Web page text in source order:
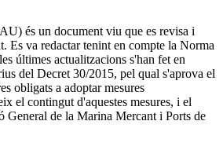
és un document viu que es revisa i
Es va redactar tenint en compte la Norma
últimes actualitzacions s'han fet en
del Decret 30/2015, pel qual s'aprova el
obligats a adoptar mesures
el contingut d'aquestes mesures, i el
General de la Marina Mercant i Ports de